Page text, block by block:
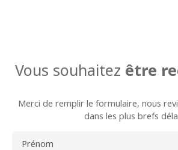
Vous souhaitez être
Merci de remplir le formulaire, nous
dans les plus brefs
Prénom